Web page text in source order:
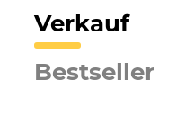
Verkauf
Bestseller